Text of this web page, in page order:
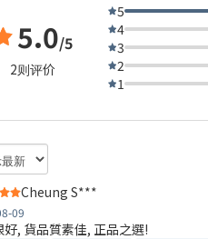
5.0/5
2则评价
5
4
3
2
1
Cheung S***
09
好, 貨品質素佳, 正品之選!